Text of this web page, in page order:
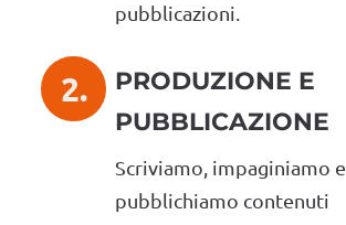
pubblicazioni.
2.
PRODUZIONE E
PUBBLICAZIONE
Scriviamo, impaginiamo e
pubblichiamo contenuti